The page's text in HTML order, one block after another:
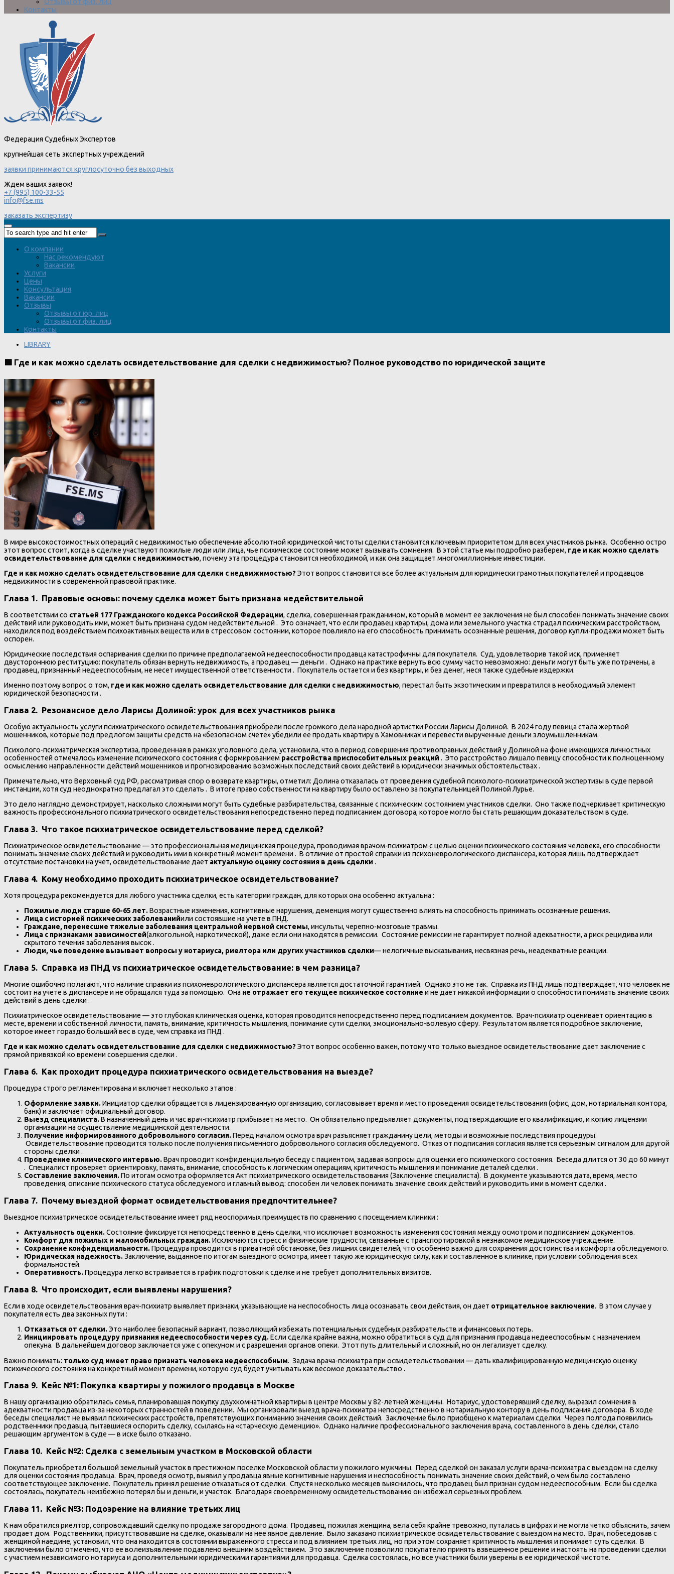
Отзывы от физ. лиц
Контакты
Федерация Судебных Экспертов
крупнейшая сеть экспертных учреждений
заявки принимаются круглосуточно без выходных
Ждем ваших заявок!
+7 (995) 100-33-55
info@fse.ms
заказать экспертизу
О компании
Нас рекомендуют
Вакансии
Услуги
Цены
Консультация
Вакансии
Отзывы
Отзывы от юр. лиц
Отзывы от физ. лиц
Контакты
LIBRARY
🟩 Где и как можно сделать освидетельствование для сделки с недвижимостью? Полное руководство по юридической защите
В мире высокостоимостных операций с недвижимостью обеспечение абсолютной юридической чистоты сделки становится ключевым приоритетом для всех участников рынка. Особенно остро
этот вопрос стоит, когда в сделке участвуют пожилые люди или лица, чье психическое состояние может вызывать сомнения. В этой статье мы подробно разберем, где и как можно сделать
освидетельствование для сделки с недвижимостью, почему эта процедура становится необходимой, и как она защищает многомиллионные инвестиции.
Где и как можно сделать освидетельствование для сделки с недвижимостью? Этот вопрос становится все более актуальным для юридически грамотных покупателей и продавцов
недвижимости в современной правовой практике.
Глава 1. Правовые основы: почему сделка может быть признана недействительной
В соответствии со статьей 177 Гражданского кодекса Российской Федерации, сделка, совершенная гражданином, который в момент ее заключения не был способен понимать значение своих
действий или руководить ими, может быть признана судом недействительной . Это означает, что если продавец квартиры, дома или земельного участка страдал психическим расстройством,
находился под воздействием психоактивных веществ или в стрессовом состоянии, которое повлияло на его способность принимать осознанные решения, договор купли-продажи может быть
оспорен.
Юридические последствия оспаривания сделки по причине предполагаемой недееспособности продавца катастрофичны для покупателя. Суд, удовлетворив такой иск, применяет
двустороннюю реституцию: покупатель обязан вернуть недвижимость, а продавец — деньги . Однако на практике вернуть всю сумму часто невозможно: деньги могут быть уже потрачены, а
продавец, признанный недееспособным, не несет имущественной ответственности . Покупатель остается и без квартиры, и без денег, неся также судебные издержки.
Именно поэтому вопрос о том, где и как можно сделать освидетельствование для сделки с недвижимостью, перестал быть экзотическим и превратился в необходимый элемент
юридической безопасности .
Глава 2. Резонансное дело Ларисы Долиной: урок для всех участников рынка
Особую актуальность услуги психиатрического освидетельствования приобрели после громкого дела народной артистки России Ларисы Долиной. В 2024 году певица стала жертвой
мошенников, которые под предлогом защиты средств на «безопасном счете» убедили ее продать квартиру в Хамовниках и перевести вырученные деньги злоумышленникам.
Психолого-психиатрическая экспертиза, проведенная в рамках уголовного дела, установила, что в период совершения противоправных действий у Долиной на фоне имеющихся личностных
особенностей отмечалось изменение психического состояния с формированием расстройства приспособительных реакций . Это расстройство лишало певицу способности к полноценному
осмыслению направленности действий мошенников и прогнозированию возможных последствий своих действий в юридически значимых обстоятельствах .
Примечательно, что Верховный суд РФ, рассматривая спор о возврате квартиры, отметил: Долина отказалась от проведения судебной психолого-психиатрической экспертизы в суде первой
инстанции, хотя суд неоднократно предлагал это сделать . В итоге право собственности на квартиру было оставлено за покупательницей Полиной Лурье.
Это дело наглядно демонстрирует, насколько сложными могут быть судебные разбирательства, связанные с психическим состоянием участников сделки. Оно также подчеркивает критическую
важность профессионального психиатрического освидетельствования непосредственно перед подписанием договора, которое могло бы стать решающим доказательством в суде.
Глава 3. Что такое психиатрическое освидетельствование перед сделкой?
Психиатрическое освидетельствование — это профессиональная медицинская процедура, проводимая врачом-психиатром с целью оценки психического состояния человека, его способности
понимать значение своих действий и руководить ими в конкретный момент времени . В отличие от простой справки из психоневрологического диспансера, которая лишь подтверждает
отсутствие постановки на учет, освидетельствование дает актуальную оценку состояния в день сделки .
Глава 4. Кому необходимо проходить психиатрическое освидетельствование?
Хотя процедура рекомендуется для любого участника сделки, есть категории граждан, для которых она особенно актуальна :
Пожилые люди старше 60-65 лет.Возрастные изменения, когнитивные нарушения, деменция могут существенно влиять на способность принимать осознанные решения.
Лица с историей психических заболеванийили состоявшие на учете в ПНД.
Граждане, перенесшие тяжелые заболевания центральной нервной системы, инсульты, черепно-мозговые травмы.
Лица с признаками зависимостей(алкогольной, наркотической), даже если они находятся в ремиссии. Состояние ремиссии не гарантирует полной адекватности, а риск рецидива или
скрытого течения заболевания высок .
Люди, чье поведение вызывает вопросы у нотариуса, риелтора или других участников сделки— нелогичные высказывания, несвязная речь, неадекватные реакции.
Глава 5. Справка из ПНД vs психиатрическое освидетельствование: в чем разница?
Многие ошибочно полагают, что наличие справки из психоневрологического диспансера является достаточной гарантией. Однако это не так. Справка из ПНД лишь подтверждает, что человек не
состоит на учете в диспансере и не обращался туда за помощью. Она не отражает его текущее психическое состояние и не дает никакой информации о способности понимать значение своих
действий в день сделки .
Психиатрическое освидетельствование — это глубокая клиническая оценка, которая проводится непосредственно перед подписанием документов. Врач-психиатр оценивает ориентацию в
месте, времени и собственной личности, память, внимание, критичность мышления, понимание сути сделки, эмоционально-волевую сферу. Результатом является подробное заключение,
которое имеет гораздо больший вес в суде, чем справка из ПНД .
Где и как можно сделать освидетельствование для сделки с недвижимостью? Этот вопрос особенно важен, потому что только выездное освидетельствование дает заключение с
прямой привязкой ко времени совершения сделки .
Глава 6. Как проходит процедура психиатрического освидетельствования на выезде?
Процедура строго регламентирована и включает несколько этапов :
Оформление заявки.Инициатор сделки обращается в лицензированную организацию, согласовывает время и место проведения освидетельствования (офис, дом, нотариальная контора,
банк) и заключает официальный договор.
Выезд специалиста.В назначенный день и час врач-психиатр прибывает на место. Он обязательно предъявляет документы, подтверждающие его квалификацию, и копию лицензии
организации на осуществление медицинской деятельности.
Получение информированного добровольного согласия.Перед началом осмотра врач разъясняет гражданину цели, методы и возможные последствия процедуры.
Освидетельствование проводится только после получения письменного добровольного согласия обследуемого. Отказ от подписания согласия является серьезным сигналом для другой
стороны сделки .
Проведение клинического интервью.Врач проводит конфиденциальную беседу с пациентом, задавая вопросы для оценки его психического состояния. Беседа длится от 30 до 60 минут
. Специалист проверяет ориентировку, память, внимание, способность к логическим операциям, критичность мышления и понимание деталей сделки .
Составление заключения.По итогам осмотра оформляется Акт психиатрического освидетельствования (Заключение специалиста). В документе указываются дата, время, место
проведения, описание психического статуса обследуемого и главный вывод: способен ли человек понимать значение своих действий и руководить ими в момент сделки .
Глава 7. Почему выездной формат освидетельствования предпочтительнее?
Выездное психиатрическое освидетельствование имеет ряд неоспоримых преимуществ по сравнению с посещением клиники :
Актуальность оценки.Состояние фиксируется непосредственно в день сделки, что исключает возможность изменения состояния между осмотром и подписанием документов.
Комфорт для пожилых и маломобильных граждан.Исключаются стресс и физические трудности, связанные с транспортировкой в незнакомое медицинское учреждение.
Сохранение конфиденциальности.Процедура проводится в приватной обстановке, без лишних свидетелей, что особенно важно для сохранения достоинства и комфорта обследуемого.
Юридическая надежность.Заключение, выданное по итогам выездного осмотра, имеет такую же юридическую силу, как и составленное в клинике, при условии соблюдения всех
формальностей.
Оперативность.Процедура легко встраивается в график подготовки к сделке и не требует дополнительных визитов.
Глава 8. Что происходит, если выявлены нарушения?
Если в ходе освидетельствования врач-психиатр выявляет признаки, указывающие на неспособность лица осознавать свои действия, он дает отрицательное заключение. В этом случае у
покупателя есть два законных пути :
Отказаться от сделки.Это наиболее безопасный вариант, позволяющий избежать потенциальных судебных разбирательств и финансовых потерь.
Инициировать процедуру признания недееспособности через суд.Если сделка крайне важна, можно обратиться в суд для признания продавца недееспособным с назначением
опекуна. В дальнейшем договор заключается уже с опекуном и с разрешения органов опеки. Этот путь длительный и сложный, но он легализует сделку.
Важно понимать: только суд имеет право признать человека недееспособным. Задача врача-психиатра при освидетельствовании — дать квалифицированную медицинскую оценку
психического состояния на конкретный момент времени, которую суд будет учитывать как весомое доказательство .
Глава 9. Кейс №1: Покупка квартиры у пожилого продавца в Москве
В нашу организацию обратилась семья, планировавшая покупку двухкомнатной квартиры в центре Москвы у 82-летней женщины. Нотариус, удостоверявший сделку, выразил сомнения в
адекватности продавца из-за некоторых странностей в поведении. Мы организовали выезд врача-психиатра непосредственно в нотариальную контору в день подписания договора. В ходе
беседы специалист не выявил психических расстройств, препятствующих пониманию значения своих действий. Заключение было приобщено к материалам сделки. Через полгода появились
родственники продавца, пытавшиеся оспорить сделку, ссылаясь на «старческую деменцию». Однако наличие профессионального заключения врача, составленного в день сделки, стало
решающим аргументом в суде — в иске было отказано.
Глава 10. Кейс №2: Сделка с земельным участком в Московской области
Покупатель приобретал большой земельный участок в престижном поселке Московской области у пожилого мужчины. Перед сделкой он заказал услуги врача-психиатра с выездом на сделку
для оценки состояния продавца. Врач, проведя осмотр, выявил у продавца явные когнитивные нарушения и неспособность понимать значение своих действий, о чем было составлено
соответствующее заключение. Покупатель принял решение отказаться от сделки. Спустя несколько месяцев выяснилось, что продавец был признан судом недееспособным. Если бы сделка
состоялась, покупатель неизбежно потерял бы и деньги, и участок. Благодаря своевременному освидетельствованию он избежал серьезных проблем.
Глава 11. Кейс №3: Подозрение на влияние третьих лиц
К нам обратился риелтор, сопровождавший сделку по продаже загородного дома. Продавец, пожилая женщина, вела себя крайне тревожно, путалась в цифрах и не могла четко объяснить, зачем
продает дом. Родственники, присутствовавшие на сделке, оказывали на нее явное давление. Было заказано психиатрическое освидетельствование с выездом на место. Врач, побеседовав с
женщиной наедине, установил, что она находится в состоянии выраженного стресса и под влиянием третьих лиц, но при этом сохраняет критичность мышления и понимает суть сделки. В
заключении было отмечено, что ее волеизъявление подавлено внешним воздействием. Это заключение позволило покупателю принять взвешенное решение и настоять на проведении сделки
с участием независимого нотариуса и дополнительными юридическими гарантиями для продавца. Сделка состоялась, но все участники были уверены в ее юридической чистоте.